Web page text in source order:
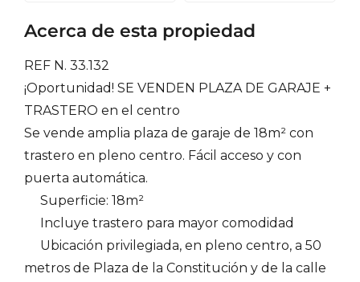
Acerca de esta propiedad
REF N. 33.132
¡Oportunidad! SE VENDEN PLAZA DE GARAJE +
TRASTERO en el centro
Se vende amplia plaza de garaje de 18m² con
trastero en pleno centro. Fácil acceso y con
puerta automática.
Superficie: 18m²
Incluye trastero para mayor comodidad
Ubicación privilegiada, en pleno centro, a 50
metros de Plaza de la Constitución y de la calle